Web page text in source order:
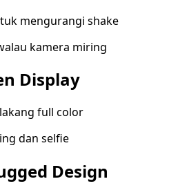
mengurangi shake
kamera miring
Display
full color
dan selfie
Design